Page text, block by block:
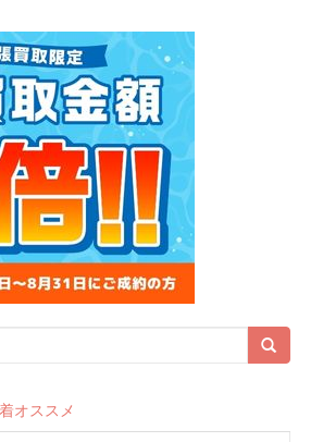
オススメ